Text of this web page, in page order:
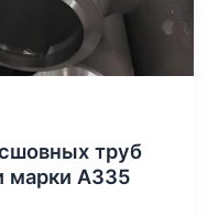
труб
марки A335